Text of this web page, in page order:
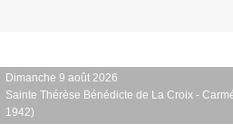
Dimanche 9 août 2026
Sainte Thérèse Bénédicte de La Croix -
1942)